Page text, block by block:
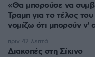
«Θα μπορούσε να
Τραμπ για το τέλος
νομίζω ότι μπορούν ν'
Διακοπές στη Σίκινο
πριν 42 λεπτά